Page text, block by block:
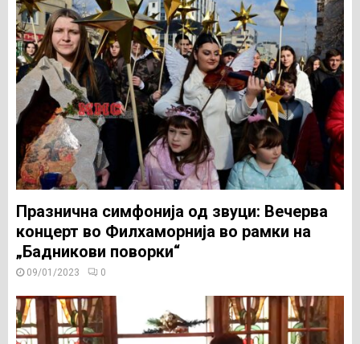
Празнична симфонија од звуци: Вечерва
концерт во Филхаморнија во рамки на
„Бадникови поворки“
09/01/2023 0